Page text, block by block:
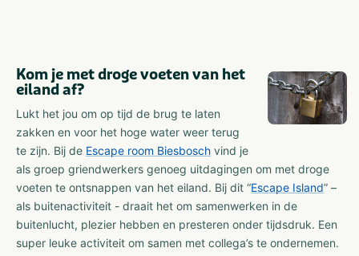
Kom je met droge voeten van het
eiland af?
Lukt het jou om op tijd de brug te laten
zakken en voor het hoge water weer terug
te zijn. Bij de Escape room Biesbosch vind je
als groep griendwerkers genoeg uitdagingen om met droge
voeten te ontsnappen van het eiland. Bij dit “Escape Island” –
als buitenactiviteit - draait het om samenwerken in de
buitenlucht, plezier hebben en presteren onder tijdsdruk. Een
super leuke activiteit om samen met collega’s te ondernemen.